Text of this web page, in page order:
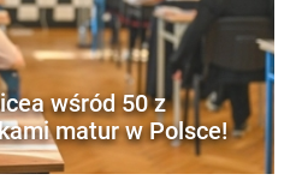
wśród 50 z
matur w Polsce!